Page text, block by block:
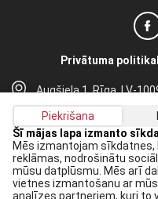
Augšiela 1, Rīga, LV-
lhf@lhf.lv
+371 67565614
Privātuma politika
Saņem jaunākās ziņas savā
Piekrišana
Šī mājas lapa izmanto
Mēs izmantojam
reklāmas, nodrošinātu
mūsu datplūsmu. Mēs arī
vietnes izmantošanu ar
analīzes partneriem, kuri to